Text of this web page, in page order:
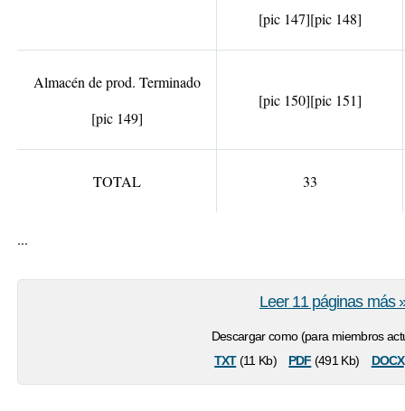
[pic 147][pic 148]
Almacén de prod. Terminado
[pic 149]
[pic 150][pic 151]
TOTAL 33
...
Descargar como (para miembros
txt(11 Kb) pdf (491 Kb) docx
Leer 11 páginas más